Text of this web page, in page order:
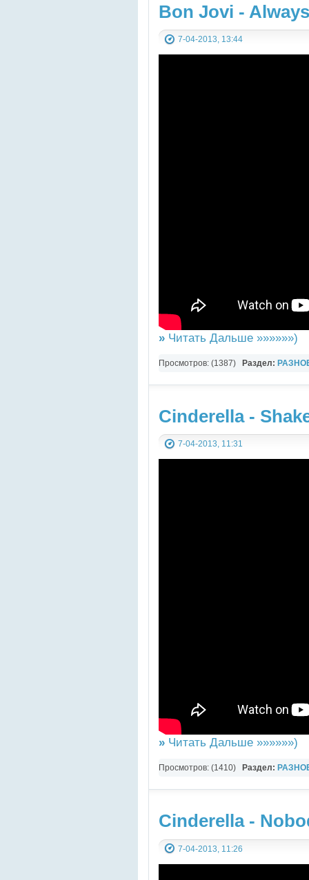
Bon Jovi -
7-04-2013, 13:44
» Читать Дальше »»»»»»)
Просмотров: (1387) Раздел:
Cinderella -
7-04-2013, 11:31
» Читать Дальше »»»»»»)
Просмотров: (1410) Раздел:
Cinderella -
7-04-2013, 11:26